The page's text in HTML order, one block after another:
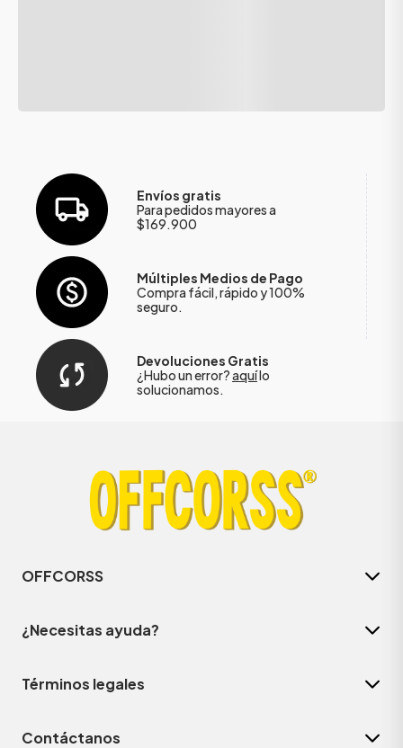
Envíos gratis
Para pedidos mayores a
$169.900
Múltiples Medios de Pago
Compra fácil, rápido y 100%
seguro.
Devoluciones Gratis
¿Hubo un error?aquílo
solucionamos.
OFFCORSS
¿Necesitas ayuda?
Términos legales
Contáctanos